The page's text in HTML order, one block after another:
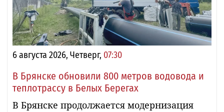
6 августа 2026, Четверг, 07:30
В Брянске обновили 800 метров водовода и
теплотрассу в Белых Берегах
В Брянске продолжается модернизация